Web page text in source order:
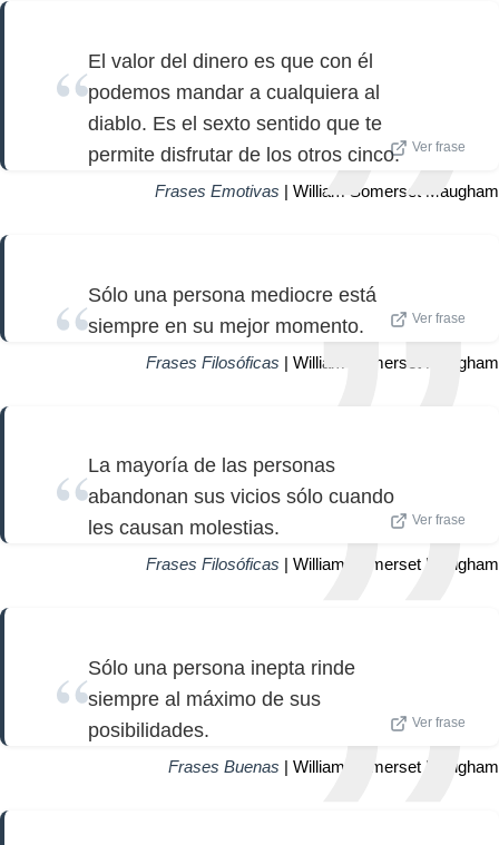
El valor del dinero es que con él
podemos mandar a cualquiera al
diablo. Es el sexto sentido que te
permite disfrutar de los otros cinco.
Ver frase
Frases Emotivas | William Somerset Maugham
Sólo una persona mediocre está
siempre en su mejor momento.
Ver frase
Frases Filosóficas | William Somerset Maugham
La mayoría de las personas
abandonan sus vicios sólo cuando
les causan molestias.
Ver frase
Frases Filosóficas | William Somerset Maugham
Sólo una persona inepta rinde
siempre al máximo de sus
posibilidades.
Ver frase
Frases Buenas | William Somerset Maugham